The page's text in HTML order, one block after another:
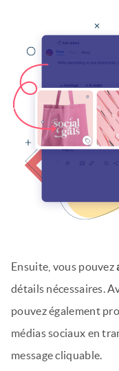
Ensuite, vous pouvez
détails nécessaires.
pouvez également
médias sociaux en
message cliquable.